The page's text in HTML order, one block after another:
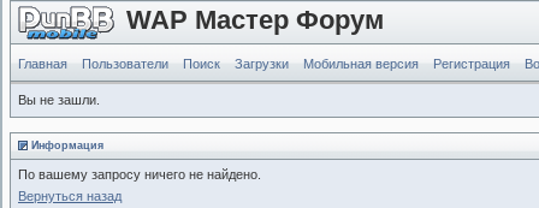
WAP Мастер Форум
Главная Пользователи Поиск Загрузки Мобильная версия Регистрация
Вы не зашли.
Информация
По вашему запросу ничего не найдено.
Вернуться назад